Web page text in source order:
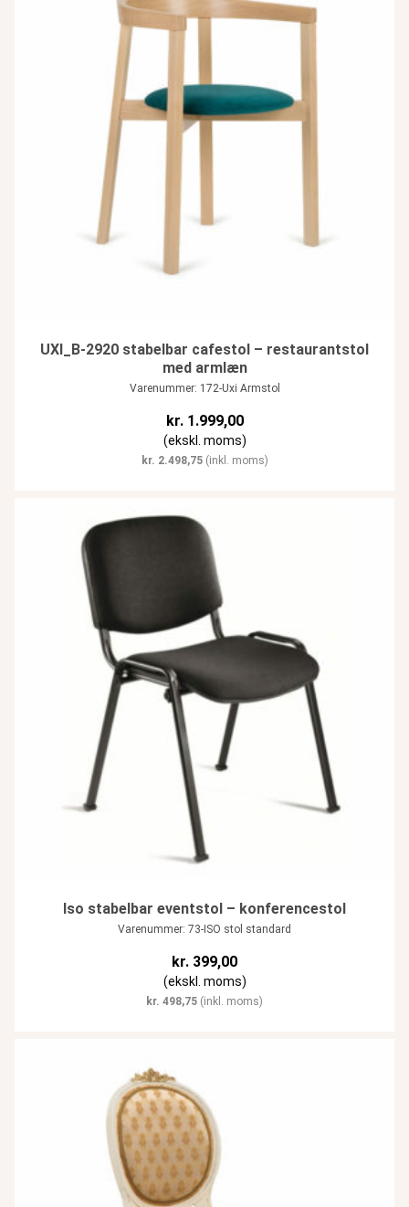
UXI_B-2920 stabelbar cafestol – restaurantstol
med armlæn
Varenummer: 172-Uxi Armstol
kr.1.999,00
(ekskl. moms)
kr. 2.498,75(inkl. moms)
Iso stabelbar eventstol – konferencestol
Varenummer: 73-ISO stol standard
kr. 399,00
(ekskl. moms)
kr. 498,75 (inkl. moms)